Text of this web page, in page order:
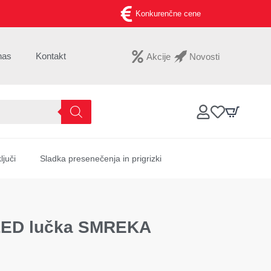
Konkurenčne cene
Kontakt Akcije Novosti
Sladka presenečenja in prigrizki
lučka SMREKA